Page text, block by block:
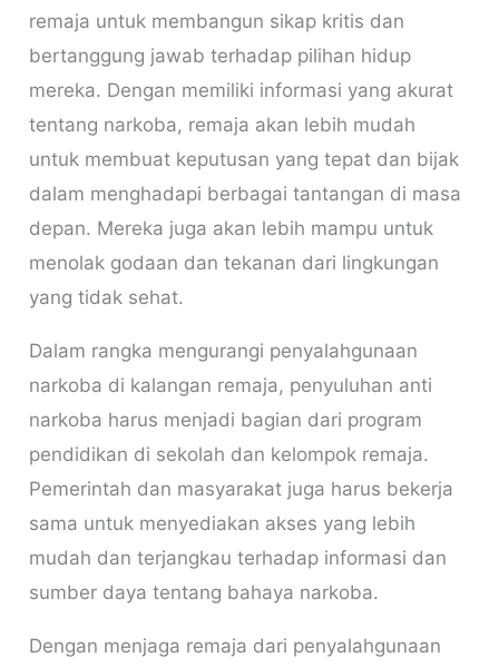
remaja untuk membangun sikap kritis dan
bertanggung jawab terhadap pilihan hidup
mereka. Dengan memiliki informasi yang akurat
tentang narkoba, remaja akan lebih mudah
untuk membuat keputusan yang tepat dan bijak
dalam menghadapi berbagai tantangan di masa
depan. Mereka juga akan lebih mampu untuk
menolak godaan dan tekanan dari lingkungan
yang tidak sehat.
Dalam rangka mengurangi penyalahgunaan
narkoba di kalangan remaja, penyuluhan anti
narkoba harus menjadi bagian dari program
pendidikan di sekolah dan kelompok remaja.
Pemerintah dan masyarakat juga harus bekerja
sama untuk menyediakan akses yang lebih
mudah dan terjangkau terhadap informasi dan
sumber daya tentang bahaya narkoba.
Dengan menjaga remaja dari penyalahgunaan